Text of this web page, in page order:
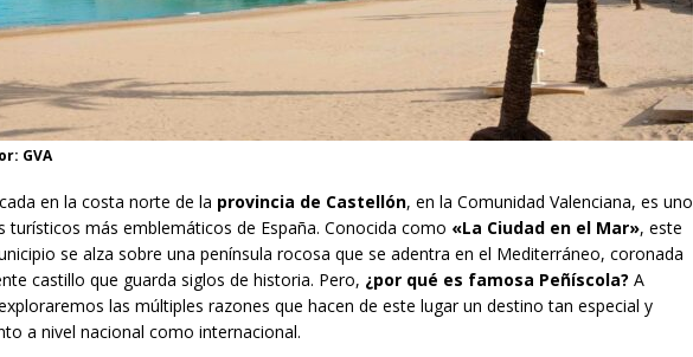
GVA
en la costa norte de la provincia de Castellón, en la Comunidad Valenciana, es uno
turísticos más emblemáticos de España. Conocida como «La Ciudad en el Mar», este
se alza sobre una península rocosa que se adentra en el Mediterráneo, coronada
castillo que guarda siglos de historia. Pero, ¿por qué es famosa Peñíscola? A
las múltiples razones que hacen de este lugar un destino tan especial y
a nivel nacional como internacional.